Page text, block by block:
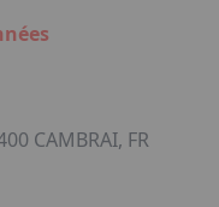
CAMBRAI, FR